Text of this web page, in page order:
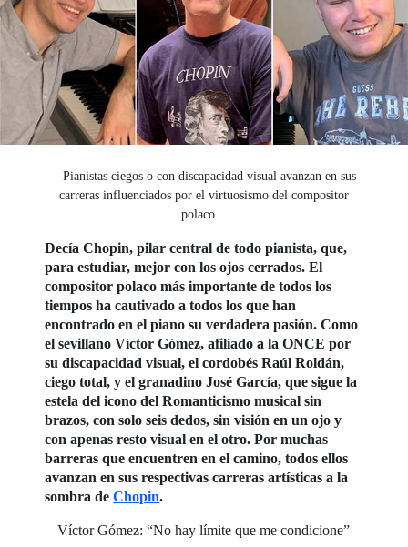
Pianistas ciegos o con discapacidad visual avanzan en sus
carreras influenciados por el virtuosismo del compositor
polaco
Decía Chopin, pilar central de todo pianista, que,
para estudiar, mejor con los ojos cerrados. El
compositor polaco más importante de todos los
tiempos ha cautivado a todos los que han
encontrado en el piano su verdadera pasión. Como
el sevillano Víctor Gómez, afiliado a la ONCE por
su discapacidad visual, el cordobés Raúl Roldán,
ciego total, y el granadino José García, que sigue la
estela del icono del Romanticismo musical sin
brazos, con solo seis dedos, sin visión en un ojo y
con apenas resto visual en el otro. Por muchas
barreras que encuentren en el camino, todos ellos
avanzan en sus respectivas carreras artísticas a la
sombra deChopin.
Víctor Gómez: “No hay límite que me condicione”